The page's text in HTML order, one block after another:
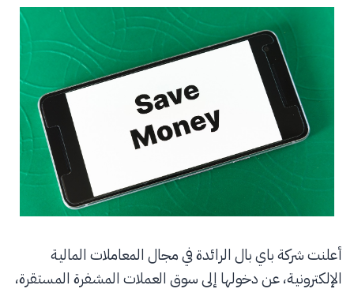
أعلنت شركة باي بال الرائدة في مجال المعاملات المالية
الإلكترونية، عن دخولها إلى سوق العملات المشفرة المستقرة،